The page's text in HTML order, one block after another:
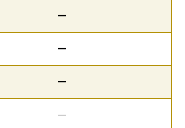
—
—
—
—